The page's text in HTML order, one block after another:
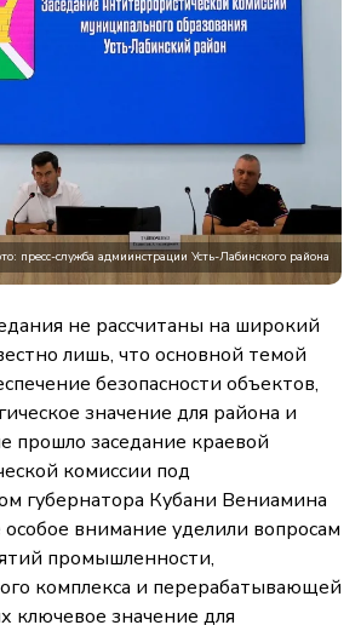
пресс-служба адмиинстрации Усть-Лабинского района
не рассчитаны на широкий
лишь, что основной темой
безопасности объектов,
значение для района и
прошло заседание краевой
комиссии под
губернатора Кубани Вениамина
внимание уделили вопросам
промышленности,
комплекса и перерабатывающей
ключевое значение для